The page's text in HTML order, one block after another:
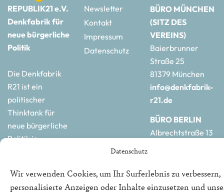
Datenschutz
Wir verwenden Cookies, um Ihr Surferlebnis zu verbessern,
personalisierte Anzeigen oder Inhalte einzusetzen und
REPUBLIK21 e.V.
Denkfabrik für
neue bürgerliche
Politik
Die Denkfabrik
R21 ist ein
politischer
Thinktank für
neue bürgerliche
Politik in
Newsletter
Kontakt
Impressum
Datenschutz
BÜRO MÜNCHEN
(SITZ DES
VEREINS)
Baierbrunner
Straße 25
81379 München
info@denkfabrik-
r21.de
BÜRO BERLIN
Albrechtstraße 13
r21.de